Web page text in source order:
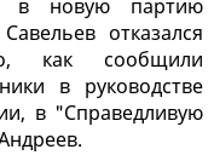
в новую партию
отказался
как сообщили
в руководстве
в "Справедливую